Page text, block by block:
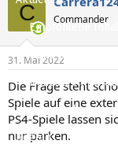
Empfohlene
Neue Beiträge
Neueste
Leserartikel
Regeln
t
e
r
e
t
a
C Commander
31. Mai 2022
Die Frage steht
Spiele auf eine
PS4-Spiele lassen
nur parken.